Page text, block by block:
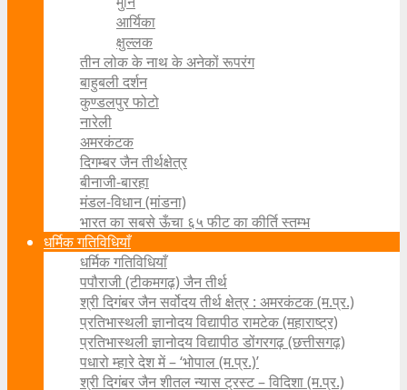
आर्यिका
क्षुल्लक
तीन लोक के नाथ के अनेकों रूपरंग
बाहुबली दर्शन
कुण्डलपुर फोटो
नारेली
अमरकंटक
दिगम्बर जैन तीर्थक्षेत्र
बीनाजी-बारहा
मंडल-विधान (मांडना)
भारत का सबसे ऊँचा ६५ फीट का कीर्ति स्तम्भ
धर्मिक गतिविधियाँ
धर्मिक गतिविधियाँ
पपौराजी (टीकमगढ़) जैन तीर्थ
श्री दिगंबर जैन सर्वोदय तीर्थ क्षेत्र : अमरकंटक (म.प्र.)
प्रतिभास्थली ज्ञानोदय विद्यापीठ रामटेक (महाराष्ट्र)
प्रतिभास्थली ज्ञानोदय विद्यापीठ डोंगरगढ़ (छत्तीसगढ़)
पधारो म्हारे देश में – ‘भोपाल (म.प्र.)’
श्री दिगंबर जैन शीतल न्यास ट्रस्ट – विदिशा (म.प्र.)